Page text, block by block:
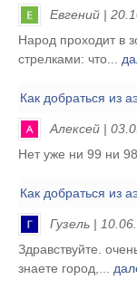
Евгений |
Народ проходит в
стрелками: что...
Как добраться из
Алексей |
Нет уже ни 99 ни
Как добраться из
Гузель |
Здравствуйте.
знаете город,...